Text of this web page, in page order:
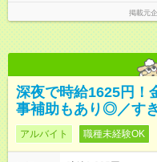
掲載元
深夜で時給1625円！
事補助もあり◎／す
アルバイト 職種未経験OK